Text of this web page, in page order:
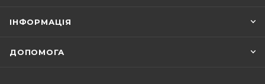
ІНФОРМАЦІЯ
ДОПОМОГА